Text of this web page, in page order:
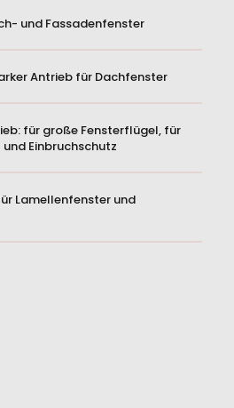
und Fassadenfenster
Antrieb für Dachfenster
für große Fensterflügel, für
Einbruchschutz
Lamellenfenster und